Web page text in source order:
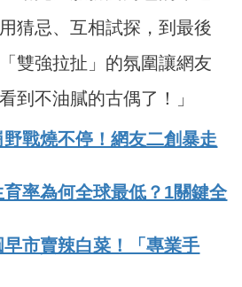
猜忌、互相試探，到最後
雙強拉扯」的氛圍讓網友
到不油膩的古偶了！」
野戰燒不停！網友二創暴走
育率為何全球最低？1關鍵全
早市賣辣白菜！「專業手